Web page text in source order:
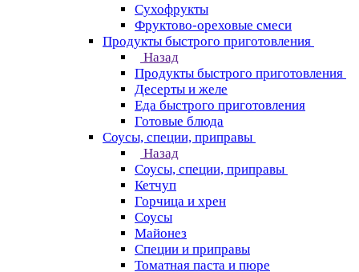
Сухофрукты
Фруктово-ореховые смеси
Продукты быстрого приготовления
Назад
Продукты быстрого приготовления
Десерты и желе
Еда быстрого приготовления
Готовые блюда
Соусы, специи, приправы
Назад
Соусы, специи, приправы
Кетчуп
Горчица и хрен
Соусы
Майонез
Специи и приправы
Томатная паста и пюре